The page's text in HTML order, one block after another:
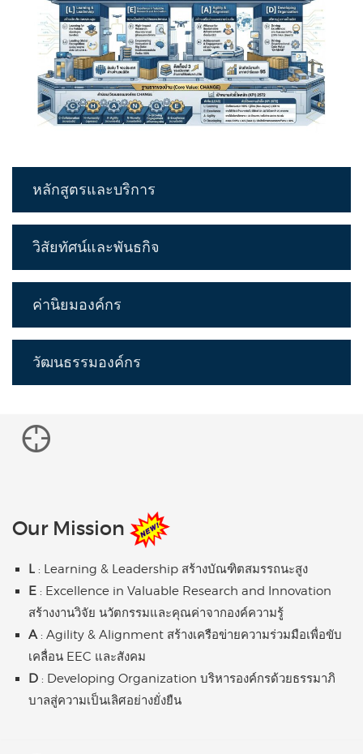
หลักสูตรและบริการ
วิสัยทัศน์และพันธกิจ
ค่านิยมองค์กร
วัฒนธรรมองค์กร
Our Mission
L : Learning & Leadership สร้างบัณฑิตสมรรถนะสูง
E : Excellence in Valuable Research and Innovation
สร้างงานวิจัย นวัตกรรมและคุณค่าจากองค์ความรู้
A: Agility & Alignment สร้างเครือข่ายความร่วมมือเพื่อขับ
เคลื่อน EEC และสังคม
D : Developing Organization บริหารองค์กรด้วยธรรมาภิ
บาลสู่ความเป็นเลิศอย่างยั่งยืน